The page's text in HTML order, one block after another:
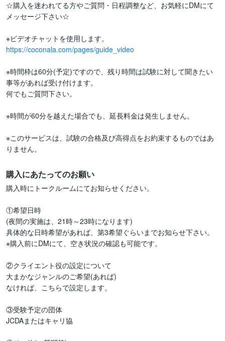
☆購入を迷われてる方やご質問・日程調整など、お気軽にDMにて
メッセージ下さい☆
https://coconala.com/pages/guide_video
※時間枠は60分(予定)ですので、残り時間は試験に対して聞きたい
事等があれば受け付けます。
何でもご質問下さい。
※時間が60分を越えた場合でも、延長料金は発生しません。
※このサービスは、試験の合格及び高得点をお約束するものではあ
りません。
購入にあたってのお願い
購入時にトークルームにてお知らせください。
①希望日時
(夜間の実施は、21時～23時になります)
具体的な日時希望があれば、第3希望ぐらいまでお知らせ下さい。
※購入前にDMにて、空き状況の確認も可能です。
②クライエント役の設定について
大まかなジャンルのご希望(あれば)
なければ、こちらで設定します。
③受験予定の団体
JCDAまたはキャリ協